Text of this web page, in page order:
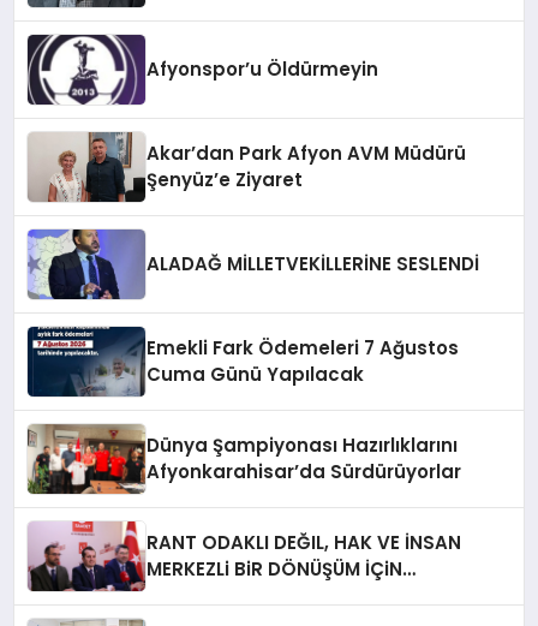
Afyonspor’u Öldürmeyin
Akar’dan Park Afyon AVM Müdürü
Şenyüz’e Ziyaret
ALADAĞ MİLLETVEKİLLERİNE SESLENDİ
Emekli Fark Ödemeleri 7 Ağustos
Cuma Günü Yapılacak
Dünya Şampiyonası Hazırlıklarını
Afyonkarahisar’da Sürdürüyorlar
RANT ODAKLI DEĞIL, HAK VE İNSAN
MERKEZLi BiR DÖNÜŞÜM İÇiN